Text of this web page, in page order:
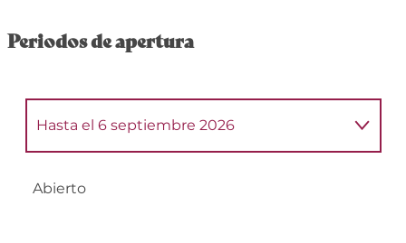
Periodos de apertura
Hasta el 6 septiembre 2026
Abierto